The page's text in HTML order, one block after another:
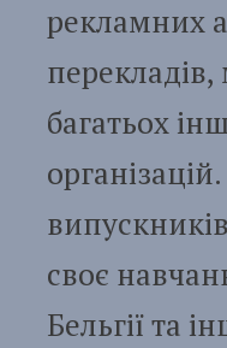
рекламних
багатьох
своє
Бельгії та